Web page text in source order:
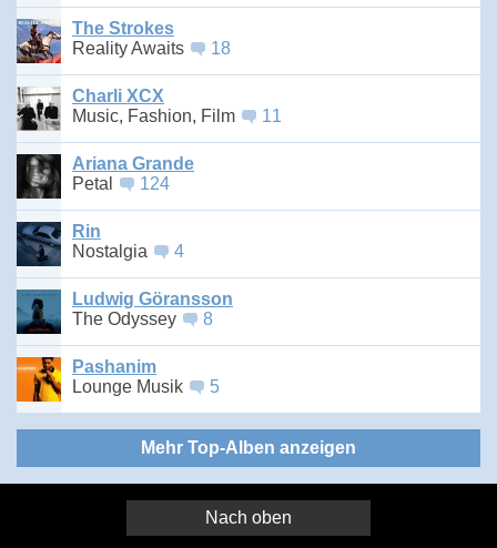
The Strokes
Reality Awaits
18
Charli XCX
Music, Fashion, Film
11
Ariana Grande
Petal
124
Rin
Nostalgia
4
Ludwig Göransson
The Odyssey
8
Pashanim
Lounge Musik
5
Mehr Top-Alben anzeigen
Nach oben